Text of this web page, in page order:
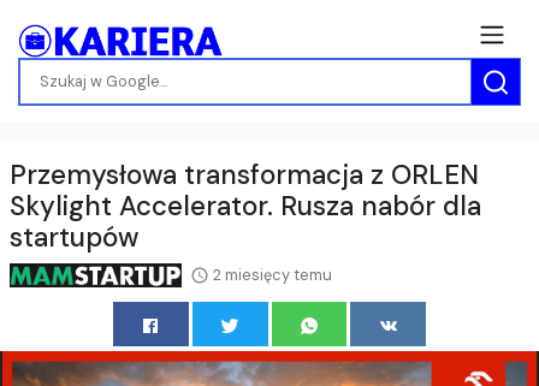
Przemysłowa transformacja z ORLEN
Skylight Accelerator. Rusza nabór dla
startupów
2 miesięcy temu